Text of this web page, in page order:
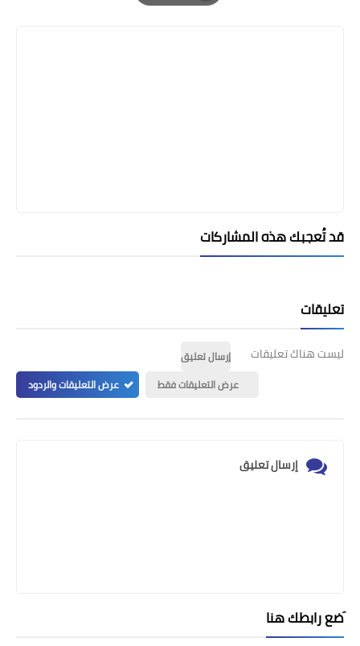
Print
قد تُعجبك هذه المشاركات
تعليقات
ليست هناك تعليقات
إرسال تعليق
عرض التعليقات فقط
عرض التعليقات والردود
إرسال تعليق
َضع رابطك هنا